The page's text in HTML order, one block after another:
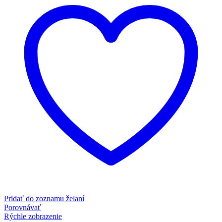
Pridať do zoznamu želaní
Porovnávať
Rýchle zobrazenie